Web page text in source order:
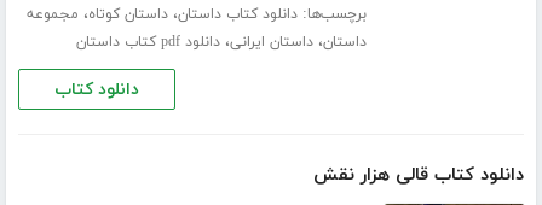
برچسب‌ها:دانلود کتاب داستان،داستان کوتاه، مجموعه
داستان،داستان ایرانی،دانلود pdf کتاب داستان
دانلود کتاب
دانلود کتاب قالی هزار نقش